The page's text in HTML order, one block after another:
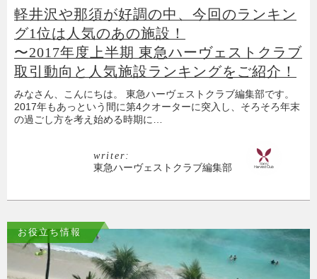
軽井沢や那須が好調の中、今回のランキン
グ1位は人気のあの施設！
〜2017年度上半期 東急ハーヴェストクラブ
取引動向と人気施設ランキングをご紹介！
みなさん、こんにちは。 東急ハーヴェストクラブ編集部です。
2017年もあっという間に第4クオーターに突入し、そろそろ年末
の過ごし方を考え始める時期に…
writer:
東急ハーヴェストクラブ編集部
お役立ち情報